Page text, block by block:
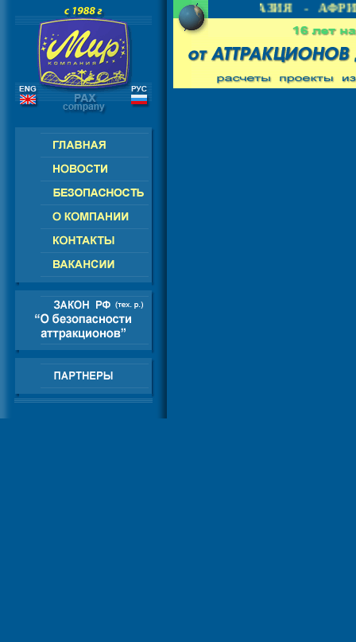
- СНГ - ЕВРОПА - АМЕРИКА - АЗИЯ -